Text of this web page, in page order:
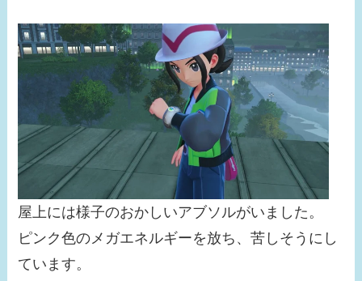
屋上には様子のおかしいアブソルがいました。
ピンク色のメガエネルギーを放ち、苦しそうにし
ています。